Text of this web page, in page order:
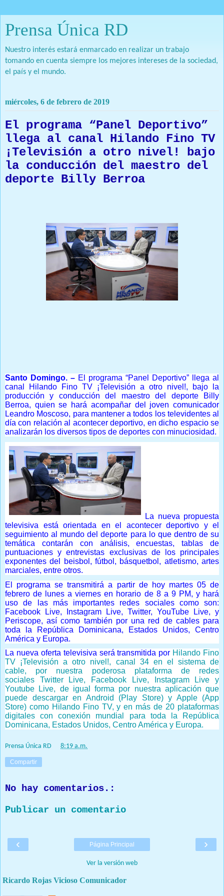
Prensa Única RD
Nuestro interés estará enmarcado en realizar un trabajo
tomando en cuenta siempre los mejores intereses de la sociedad,
el país y el mundo.
miércoles, 6 de febrero de 2019
El programa “Panel Deportivo”
llega al canal Hilando Fino TV
¡Televisión a otro nivel! bajo
la conducción del maestro del
deporte Billy Berroa
Santo Domingo. – El programa “Panel Deportivo” llega al
canal Hilando Fino TV ¡Televisión a otro nivel!, bajo la
producción y conducción del maestro del deporte Billy
Berroa, quien se hará acompañar del joven comunicador
Leandro Moscoso, para mantener a todos los televidentes al
día con relación al acontecer deportivo, en dicho espacio se
analizarán los diversos tipos de deportes con minuciosidad.
La nueva propuesta
televisiva está orientada en el acontecer deportivo y el
seguimiento al mundo del deporte para lo que dentro de su
temática contarán con análisis, encuestas, tablas de
puntuaciones y entrevistas exclusivas de los principales
exponentes del beisbol, fútbol, básquetbol, atletismo, artes
marciales, entre otros.
El programa se transmitirá a partir de hoy martes 05 de
febrero de lunes a viernes en horario de 8 a 9 PM, y hará
uso de las más importantes redes sociales como son:
Facebook Live, Instagram Live, Twitter, YouTube Live, y
Periscope, así como también por una red de cables para
toda la República Dominicana, Estados Unidos, Centro
América y Europa.
La nueva oferta televisiva será transmitida por Hilando Fino
TV ¡Televisión a otro nivel!, canal 34 en el sistema de
cable, por nuestra poderosa plataforma de redes
sociales Twitter Live, Facebook Live, Instagram Live y
Youtube Live, de igual forma por nuestra aplicación que
puede descargar en Android (Play Store) y Apple (App
Store) como Hilando Fino TV, y en más de 20 plataformas
digitales con conexión mundial para toda la República
Dominicana, Estados Unidos, Centro América y Europa.
Prensa Única RD 8:19 a.m.
Compartir
No hay comentarios.:
Publicar un comentario
‹ ›
Página Principal
Ver la versión web
Ricardo Rojas Vicioso Comunicador